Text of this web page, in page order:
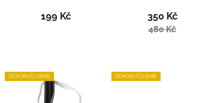
199 Kč 350 Kč
480 Kč
DOPORUČUJEME DOPORUČUJEME